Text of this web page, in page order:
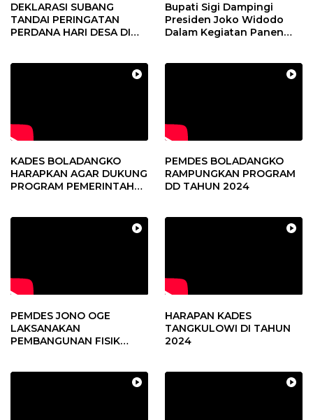
DEKLARASI SUBANG
TANDAI PERINGATAN
PERDANA HARI DESA DI
Bupati Sigi Dampingi
Presiden Joko Widodo
Dalam Kegiatan Panen
KADES BOLADANGKO
HARAPKAN AGAR DUKUNG
PROGRAM PEMERINTAH
PEMDES BOLADANGKO
RAMPUNGKAN PROGRAM
DD TAHUN 2024
PEMDES JONO OGE
LAKSANAKAN
PEMBANGUNAN FISIK
HARAPAN KADES
TANGKULOWI DI TAHUN
2024